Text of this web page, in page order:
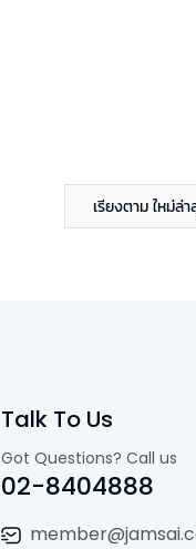
เรียงตาม ใหม่ล่
Talk To Us
Got Questions? Call us
02-8404888